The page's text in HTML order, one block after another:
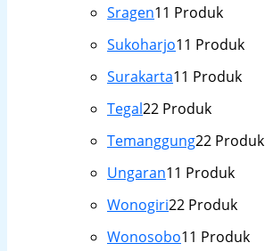
Sragen11 Produk
Sukoharjo11 Produk
Surakarta11 Produk
Tegal22 Produk
Temanggung22 Produk
Ungaran11 Produk
Wonogiri22 Produk
Wonosobo11 Produk